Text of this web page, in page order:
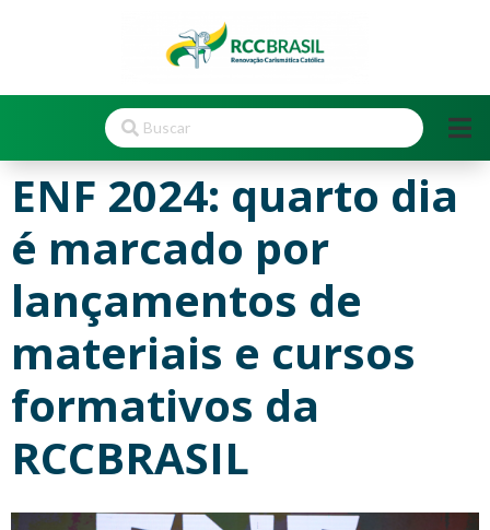
ENF 2024: quarto dia
é marcado por
lançamentos de
materiais e cursos
formativos da
RCCBRASIL